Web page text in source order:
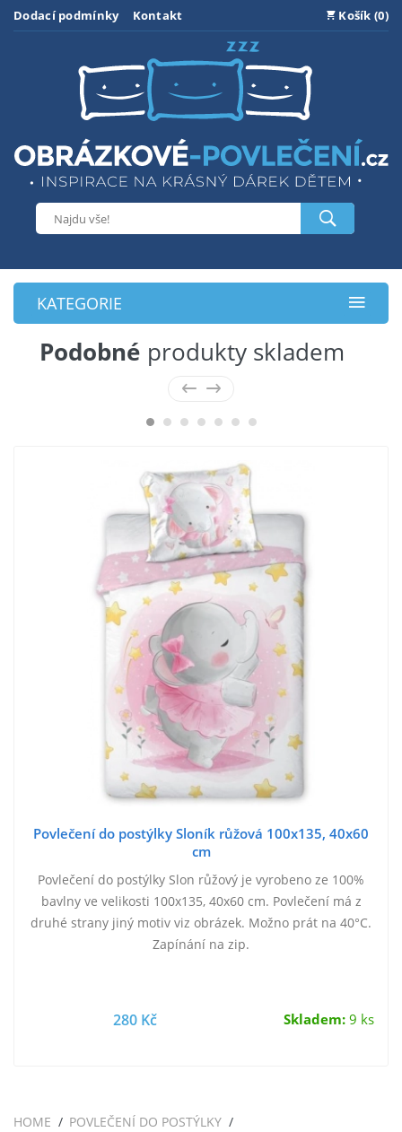
Dodací podmínky Kontakt Košík (0)
KATEGORIE
Podobné produkty skladem
Povlečení do postýlky Sloník růžová 100x135, 40x60
cm
Povlečení do postýlky Slon růžový je vyrobeno ze 100%
bavlny ve velikosti 100x135, 40x60 cm. Povlečení má z
druhé strany jiný motiv viz obrázek. Možno prát na 40°C.
Zapínání na zip.
280 Kč Skladem:9 ks
HOME
POVLEČENÍ DO POSTÝLKY